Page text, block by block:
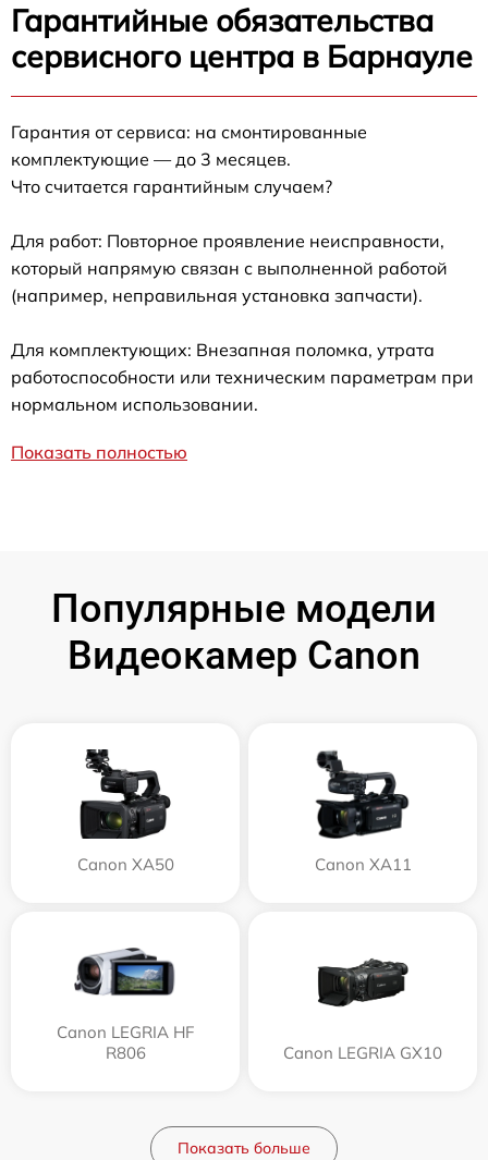
Гарантийные обязательства
сервисного центра в Барнауле
Гарантия от сервиса: на смонтированные
комплектующие — до 3 месяцев.
Что считается гарантийным случаем?
Для работ: Повторное проявление неисправности,
который напрямую связан с выполненной работой
(например, неправильная установка запчасти).
Для комплектующих: Внезапная поломка, утрата
работоспособности или техническим параметрам при
нормальном использовании.
Показать полностью
Популярные модели
Видеокамер Canon
Canon XA50 Canon XA11
Canon LEGRIA HF
R806
Canon LEGRIA GX10
Показать больше